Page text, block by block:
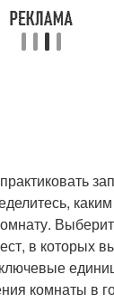
в которых
комнаты в